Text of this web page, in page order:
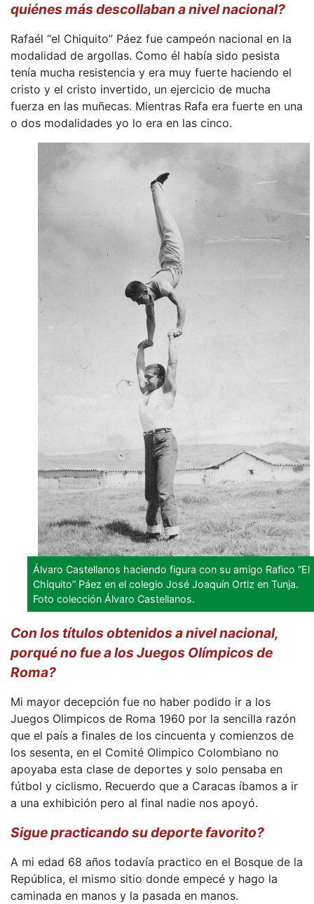
quiénes más descollaban a nivel nacional?
Rafaél “el Chiquito” Páez fue campeón nacional en la
modalidad de argollas. Como él había sido pesista
tenía mucha resistencia y era muy fuerte haciendo el
cristo y el cristo invertido, un ejercicio de mucha
fuerza en las muñecas. Mientras Rafa era fuerte en una
o dos modalidades yo lo era en las cinco.
Álvaro Castellanos haciendo figura con su amigo Rafico “El
Chiquito” Páez en el colegio José Joaquín Ortiz en Tunja.
Foto colección Álvaro Castellanos.
Con los títulos obtenidos a nivel nacional,
porqué no fue a los Juegos Olímpicos de
Roma?
Mi mayor decepción fue no haber podido ir a los
Juegos Olimpicos de Roma 1960 por la sencilla razón
que el país a finales de los cincuenta y comienzos de
los sesenta, en el Comité Olimpico Colombiano no
apoyaba esta clase de deportes y solo pensaba en
fútbol y ciclismo. Recuerdo que a Caracas íbamos a ir
a una exhibición pero al final nadie nos apoyó.
Sigue practicando su deporte favorito?
A mi edad 68 años todavía practico en el Bosque de la
República, el mismo sitio donde empecé y hago la
caminada en manos y la pasada en manos.